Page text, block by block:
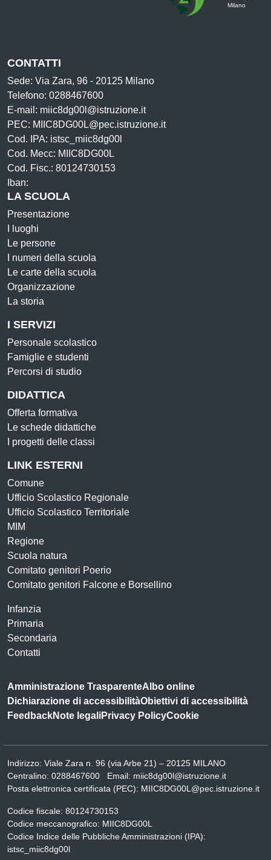
Milano
CONTATTI
Sede: Via Zara, 96 - 20125 Milano
Telefono: 0288467600
E-mail: miic8dg00l@istruzione.it
PEC: MIIC8DG00L@pec.istruzione.it
Cod. IPA: istsc_miic8dg00l
Cod. Mecc: MIIC8DG00L
Cod. Fisc.: 80124730153
Iban:
LA SCUOLA
Presentazione
I luoghi
Le persone
I numeri della scuola
Le carte della scuola
Organizzazione
La storia
I SERVIZI
Personale scolastico
Famiglie e studenti
Percorsi di studio
DIDATTICA
Offerta formativa
Le schede didattiche
I progetti delle classi
LINK ESTERNI
Comune
Ufficio Scolastico Regionale
Ufficio Scolastico Territoriale
MIM
Regione
Scuola natura
Comitato genitori Poerio
Comitato genitori Falcone e Borsellino
Infanzia
Primaria
Secondaria
Contatti
Amministrazione TrasparenteAlbo online
Dichiarazione di accessibilitàObiettivi di accessibilità
FeedbackNote legaliPrivacy PolicyCookie
Indirizzo: Viale Zara n. 96 (via Arbe 21) – 20125 MILANO
Centralino: 0288467600 Email: miic8dg00l@istruzione.it
Posta elettronica certificata (PEC): MIIC8DG00L@pec.istruzione.it
Codice fiscale: 80124730153
Codice meccanografico: MIIC8DG00L
Codice Indice delle Pubbliche Amministrazioni (IPA):
istsc_miic8dg00l